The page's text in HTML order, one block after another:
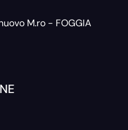
M.ro - FOGGIA